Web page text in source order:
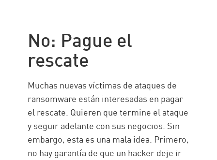
No: Pague el
rescate
Muchas nuevas víctimas de ataques de
ransomware están interesadas en pagar
el rescate. Quieren que termine el ataque
y seguir adelante con sus negocios. Sin
embargo, esta es una mala idea. Primero,
no hay garantía de que un hacker deje ir